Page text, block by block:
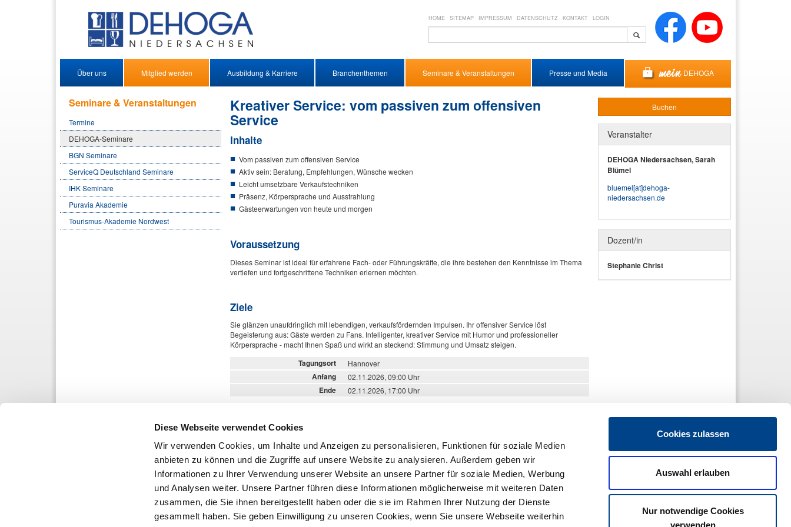
Diese Webseite verwendet Cookies
Wir verwenden Cookies, um Inhalte und Anzeigen zu personalisieren, Funktionen für soziale Medien
anbieten zu können und die Zugriffe auf unsere Website zu analysieren. Außerdem geben wir
Informationen zu Ihrer Verwendung unserer Website an unsere Partner für soziale Medien, Werbung
und Analysen weiter. Unsere Partner führen diese Informationen möglicherweise mit weiteren Daten
zusammen, die Sie ihnen bereitgestellt haben oder die sie im Rahmen Ihrer Nutzung der Dienste
gesammelt haben. Sie geben Einwilligung zu unseren Cookies, wenn Sie unsere Webseite weiterhin
Cookies zulassen
Auswahl erlauben
Nur notwendige Cookies
verwenden
HOME SITEMAP IMPRESSUM DATENSCHUTZ KONTAKT LOGIN
Über uns Mitglied werden Ausbildung & Karriere Branchenthemen Seminare & Veranstaltungen Presse und Media DEHOGA
Seminare & Veranstaltungen
Termine
DEHOGA-Seminare
BGN Seminare
ServiceQ Deutschland Seminare
IHK Seminare
Puravia Akademie
Tourismus-Akademie Nordwest
Kreativer Service: vom passiven zum offensiven
Service
Inhalte
Vom passiven zum offensiven Service
Aktiv sein: Beratung, Empfehlungen, Wünsche wecken
Leicht umsetzbare Verkaufstechniken
Präsenz, Körpersprache und Ausstrahlung
Gästeerwartungen von heute und morgen
Voraussetzung
Dieses Seminar ist ideal für erfahrene Fach- oder Führungskräfte, die ihre bestehen den Kenntnisse im Thema
vertiefen und fortgeschrittene Techniken erlernen möchten.
Ziele
Sie glänzen unaufdringlich mit lebendigen, verkaufsfördernden Impulsen. Ihr offensiver Service löst
Begeisterung aus: Gäste werden zu Fans. Intelligenter, kreativer Service mit Humor und professioneller
Körpersprache - macht Ihnen Spaß und wirkt an steckend: Stimmung und Umsatz steigen.
Tagungsort Hannover
Anfang 02.11.2026, 09:00 Uhr
Ende 02.11.2026, 17:00 Uhr
DEHOGA-Mitglieder:277,31 Euro netto zzgl. 19% MwSt
Nichtmitglied:462,18 Euro netto zzgl. 19% MwSt
Buchen Zurück
Buchen
Veranstalter
DEHOGA Niedersachsen, Sarah
Blümel
bluemel​[at]​dehoga-
niedersachsen.de
Dozent/in
Stephanie Christ